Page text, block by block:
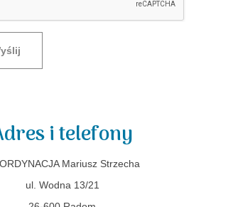
i telefony
Mariusz Strzecha
ul. Wodna 13/21